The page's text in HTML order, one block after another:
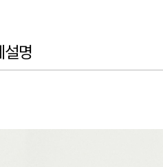
설명